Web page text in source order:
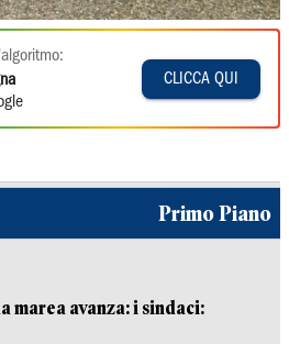
CLICCA QUI
Primo Piano
marea avanza: i sindaci: